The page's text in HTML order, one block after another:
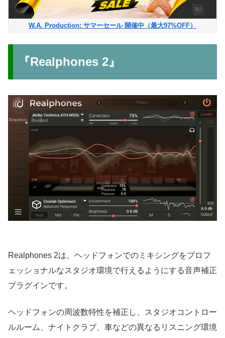
W.A. Production: サマーセール 開催中（最大97%OFF）
『Realphones 2』
Realphones 2は、ヘッドフォンでのミキシングをプロフ
ェッショナルなスタジオ環境で行えるようにする音声補正
プラグインです。
ヘッドフォンの周波数特性を補正し、スタジオコントロー
ルルーム、ナイトクラブ、車などの異なるリスニング環境